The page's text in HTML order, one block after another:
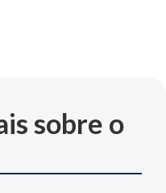
sobre o